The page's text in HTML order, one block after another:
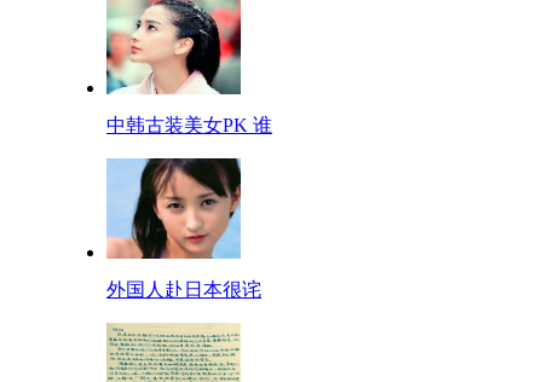
中韩古装美女PK 谁
外国人赴日本很诧